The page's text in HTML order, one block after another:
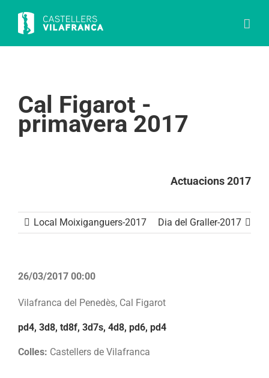
content
Cal Figarot -
primavera 2017
Actuacions 2017
Local Moixiganguers-2017 Dia del Graller-2017
26/03/2017 00:00
Vilafranca del Penedès, Cal Figarot
pd4, 3d8, td8f, 3d7s, 4d8, pd6, pd4
Colles: Castellers de Vilafranca